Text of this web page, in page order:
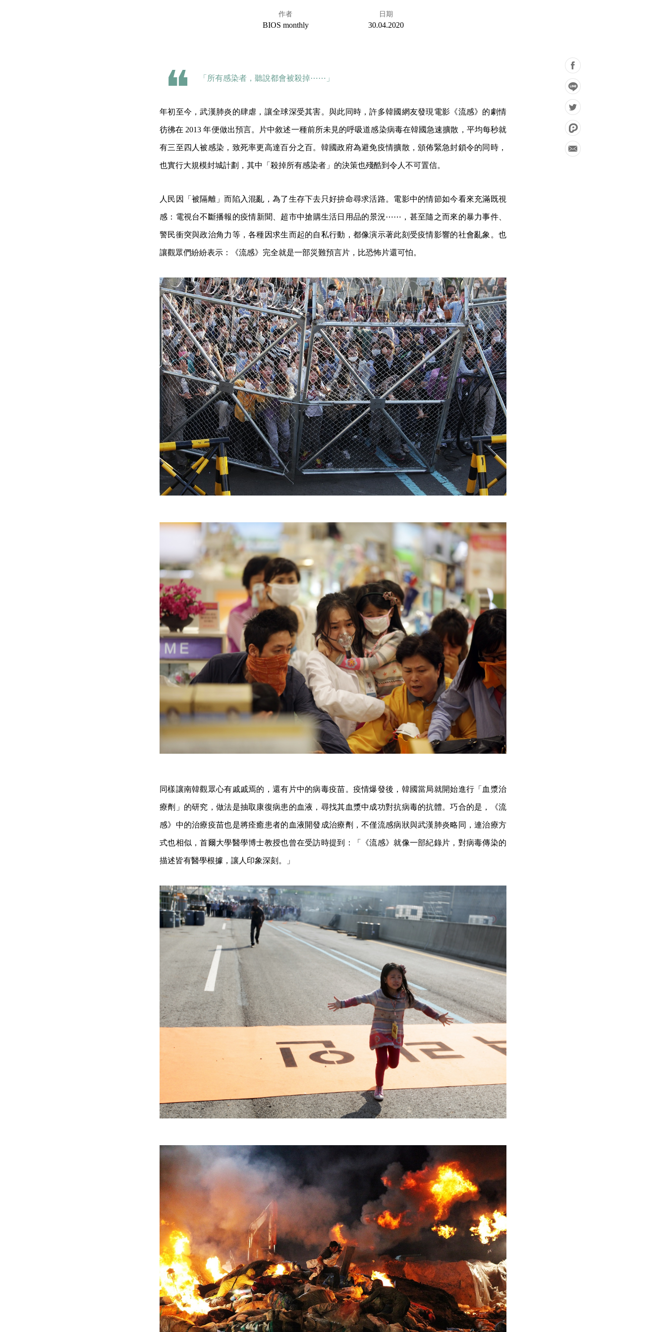
作者
BIOS monthly
日期
30.04.2020
「所有感染者，聽說都會被殺掉⋯⋯」
年初至今，武漢肺炎的肆虐，讓全球深受其害。與此同時，許多韓國網友發現電影《流感》的劇情
彷彿在 2013 年便做出預言。片中敘述一種前所未見的呼吸道感染病毒在韓國急速擴散，平均每秒就
有三至四人被感染，致死率更高達百分之百。韓國政府為避免疫情擴散，頒佈緊急封鎖令的同時，
也實行大規模封城計劃，其中「殺掉所有感染者」的決策也殘酷到令人不可置信。
人民因「被隔離」而陷入混亂，為了生存下去只好拚命尋求活路。電影中的情節如今看來充滿既視
感：電視台不斷播報的疫情新聞、超市中搶購生活日用品的景況⋯⋯，甚至隨之而來的暴力事件、
警民衝突與政治角力等，各種因求生而起的自私行動，都像演示著此刻受疫情影響的社會亂象。也
讓觀眾們紛紛表示：《流感》完全就是一部災難預言片，比恐怖片還可怕。
同樣讓南韓觀眾心有戚戚焉的，還有片中的病毒疫苗。疫情爆發後，韓國當局就開始進行「血漿治
療劑」的研究，做法是抽取康復病患的血液，尋找其血漿中成功對抗病毒的抗體。巧合的是，《流
感》中的治療疫苗也是將痊癒患者的血液開發成治療劑，不僅流感病狀與武漢肺炎略同，連治療方
式也相似，首爾大學醫學博士教授也曾在受訪時提到：「《流感》就像一部紀錄片，對病毒傳染的
描述皆有醫學根據，讓人印象深刻。」